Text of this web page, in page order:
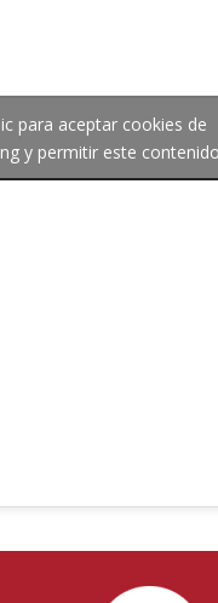
para aceptar cookies de
y permitir este contenido